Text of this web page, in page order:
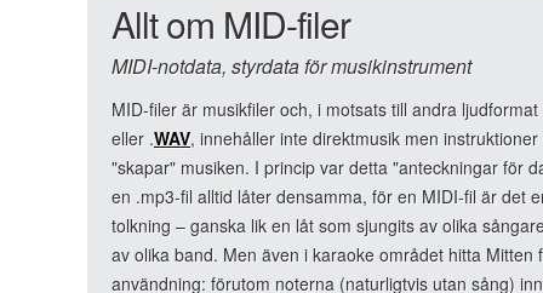
Allt om MID-filer
MIDI-notdata, styrdata för musikinstrument
MID-filer är musikfiler och, i motsats till andra
eller .WAV, innehåller inte direktmusik men
"skapar" musiken. I princip var detta "anteckningar för
en .mp3-fil alltid låter densamma, för en MIDI-fil är det
tolkning – ganska lik en låt som sjungits av olika
av olika band. Men även i karaoke området hitta Mitten
användning: förutom noterna (naturligtvis utan sång)